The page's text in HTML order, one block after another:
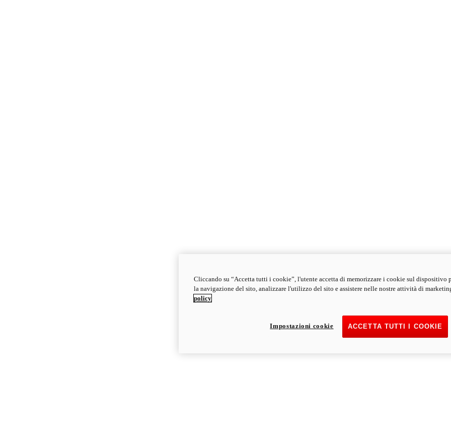
Cliccando su “Accetta tutti i cookie”, l'utente accetta di memorizzare i cookie sul dispositivo
la navigazione del sito, analizzare l'utilizzo del sito e assistere nelle nostre attività di
policy
ACCETTA TUTTI I COOKIE
Impostazioni cookie